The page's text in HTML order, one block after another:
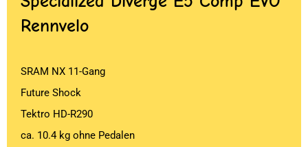
Rennvelo
SRAM NX 11-Gang
Future Shock
Tektro HD-R290
ca. 10.4 kg ohne Pedalen